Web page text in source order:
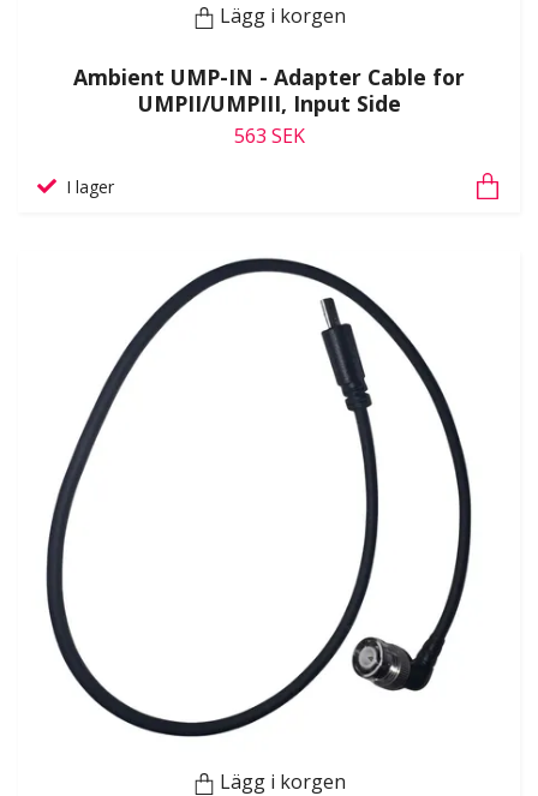
Lägg i korgen
Ambient UMP-IN - Adapter Cable for
UMPII/UMPIII, Input Side
563 SEK
I lager
Lägg i korgen